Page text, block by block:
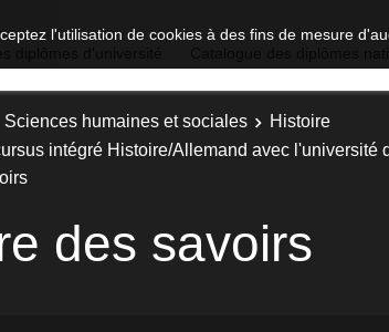
l'utilisation de cookies à des fins de mesure
Sciences humaines et sociales
Histoire
intégré Histoire/Allemand avec l'université
des savoirs